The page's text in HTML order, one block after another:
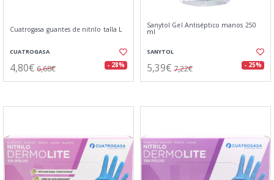
Cuatrogasa guantes de nitrilo talla L
CUATROGASA
4,80€ 6,68€ - 28%
Sanytol Gel Antiséptico manos 250
ml
SANYTOL
5,39€ 7,22€ - 25%